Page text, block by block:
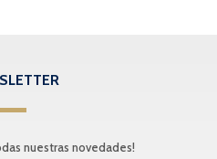
nuestras novedades!